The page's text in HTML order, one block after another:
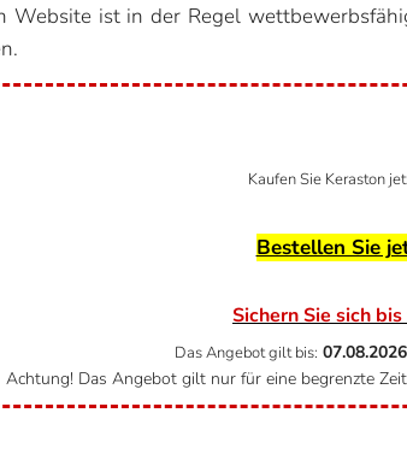
Website ist in der Regel
Kaufen Sie Keraston
Bestellen Sie
Sichern Sie sich
Das Angebot gilt bis: 07.08.2026
Achtung! Das Angebot gilt nur für eine begrenzte